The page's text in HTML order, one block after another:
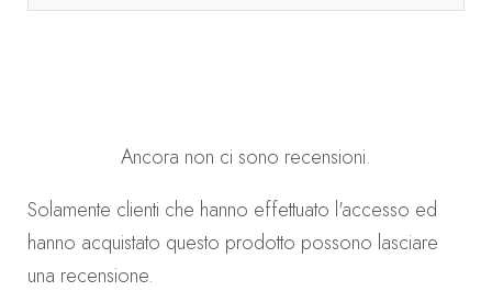
Ancora non ci sono recensioni.
Solamente clienti che hanno effettuato l'accesso ed
hanno acquistato questo prodotto possono lasciare
una recensione.